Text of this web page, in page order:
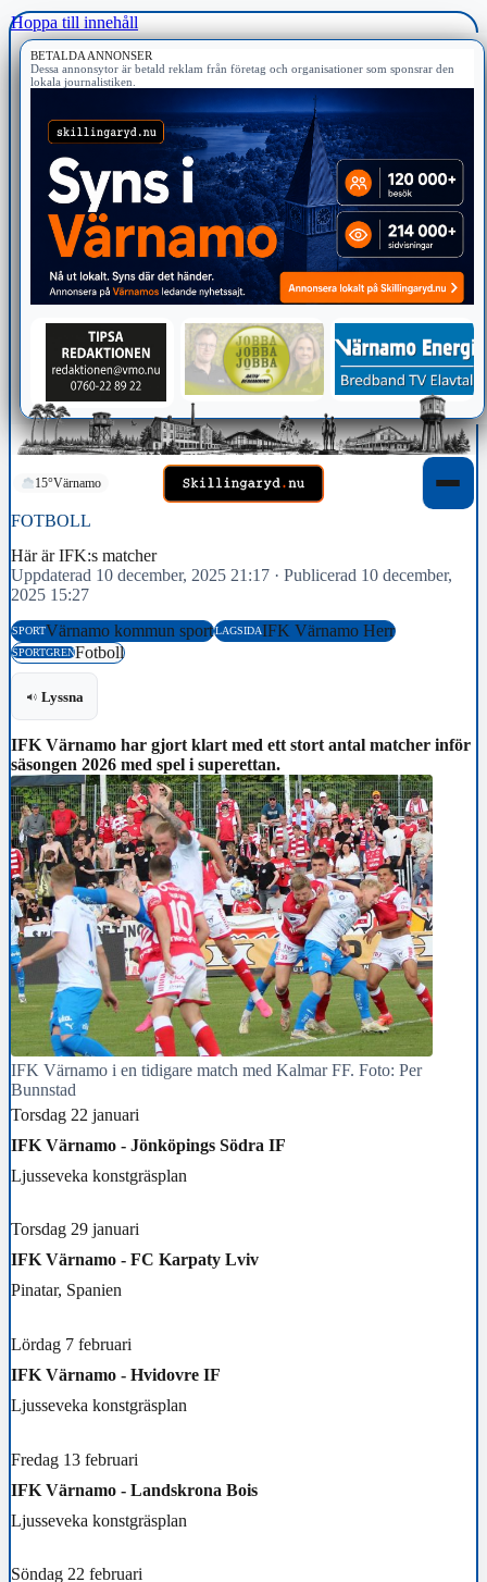
Hoppa till innehåll
BETALDA ANNONSER
Dessa annonsytor är betald reklam från företag och organisationer som sponsrar den
lokala journalistiken.
15°Värnamo
FOTBOLL
Här är IFK:s matcher
Uppdaterad 10 december, 2025 21:17 · Publicerad 10 december,
2025 15:27
SPORTVärnamo kommun sportLAGSIDAIFK Värnamo Herr
SPORTGRENFotboll
Lyssna
IFK Värnamo har gjort klart med ett stort antal matcher inför
säsongen 2026 med spel i superettan.
IFK Värnamo i en tidigare match med Kalmar FF. Foto: Per
Bunnstad
Torsdag 22 januari
IFK Värnamo - Jönköpings Södra IF
Ljusseveka konstgräsplan
Torsdag 29 januari
IFK Värnamo - FC Karpaty Lviv
Pinatar, Spanien
Lördag 7 februari
IFK Värnamo - Hvidovre IF
Ljusseveka konstgräsplan
Fredag 13 februari
IFK Värnamo - Landskrona Bois
Ljusseveka konstgräsplan
Söndag 22 februari